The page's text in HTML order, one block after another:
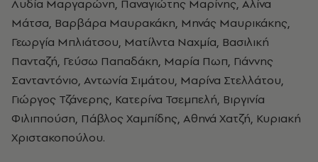
Λυδία Μαργαρώνη, Παναγιώτης Μαρίνης, Αλίνα
Μάτσα, Βαρβάρα Μαυρακάκη, Μηνάς Μαυρικάκης,
Γεωργία Μπλιάτσου, Ματίλντα Ναχμία, Βασιλική
Πανταζή, Γεύσω Παπαδάκη, Μαρία Πωπ, Γιάννης
Σανταντόνιο, Αντωνία Σιμάτου, Μαρίνα Στελλάτου,
Γιώργος Τζάνερης, Κατερίνα Τσεμπελή, Βιργινία
Φιλιππούση, Πάβλος Χαμπίδης, Αθηνά Χατζή, Κυριακή
Χριστακοπούλου.